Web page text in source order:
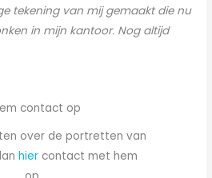
tekening van mij gemaakt die nu
in mijn kantoor. Nog altijd
contact op
over de portretten van
hier contact met hem